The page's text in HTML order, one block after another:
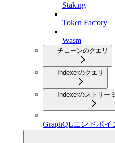
Staking
Token Factory
Wasm
チェーンのクエリ
Indexerのクエリ
Indexerのストリー
GraphQLエンドポイ